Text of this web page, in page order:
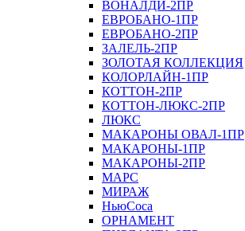
ВОНАЛДИ-2ПР
ЕВРОБАНО-1ПР
ЕВРОБАНО-2ПР
ЗАЛЕЛЬ-2ПР
ЗОЛОТАЯ КОЛЛЕКЦИЯ
КОЛОРЛАЙН-1ПР
КОТТОН-2ПР
КОТТОН-ЛЮКС-2ПР
ЛЮКС
МАКАРОНЫ ОВАЛ-1ПР
МАКАРОНЫ-1ПР
МАКАРОНЫ-2ПР
МАРС
МИРАЖ
НьюСоса
ОРНАМЕНТ